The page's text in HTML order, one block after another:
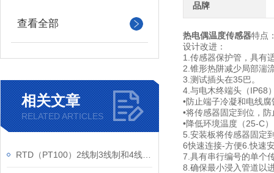
品牌
热电偶温度传感器特点
设计改进：
1.传感器保护管，具有
2.锥形热阱减少局部湍
3.测试插头在35巴。
4.与电木终端头（IP68
•防止端子冷凝和电线腐
•将传感器固定到位，
•降低环境温度（25-C
5.安装板将传感器固定
6快速连接-方便6.快速
7.具有串行编号的单个
8.确保最小浸入管道以
查看全部
相关文章
RELATED ARTICLES